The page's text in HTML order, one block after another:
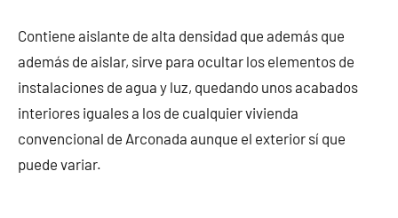
Contiene aislante de alta densidad que además que
además de aislar, sirve para ocultar los elementos de
instalaciones de agua y luz, quedando unos acabados
interiores iguales a los de cualquier vivienda
convencional de Arconada aunque el exterior sí que
puede variar.